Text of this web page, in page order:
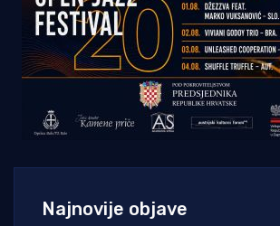
Najnovije objave